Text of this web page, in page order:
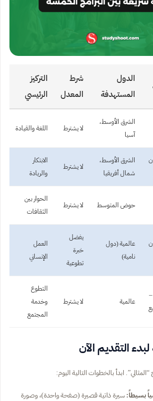
الدول
المستهدفة
شرط
المعدل
التركيز
الرئيسي
الشرق الأوسط،
آسيا
لا يشترط اللغة والقيادة
الشرق الأوسط،
شمال أفريقيا
لا يشترط
الابتكار
والريادة
حوض المتوسط لا يشترط
الحوار بين
الثقافات
عالمية (دول
نامية)
يفضل
خبرة
تطوعية
العمل
الإنساني
عالمية لا يشترط
التطوع
وخدمة
المجتمع
التقديم الآن
ابدأ بالخطوات التالية اليوم:
بسيطاً:سيرة ذاتية قصيرة (صفحة واحدة)، وصورة